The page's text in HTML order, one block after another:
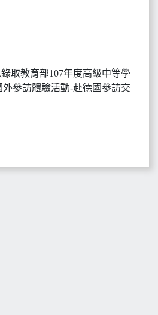
取教育部107年度高級中等學
參訪體驗活動-赴德國參訪交